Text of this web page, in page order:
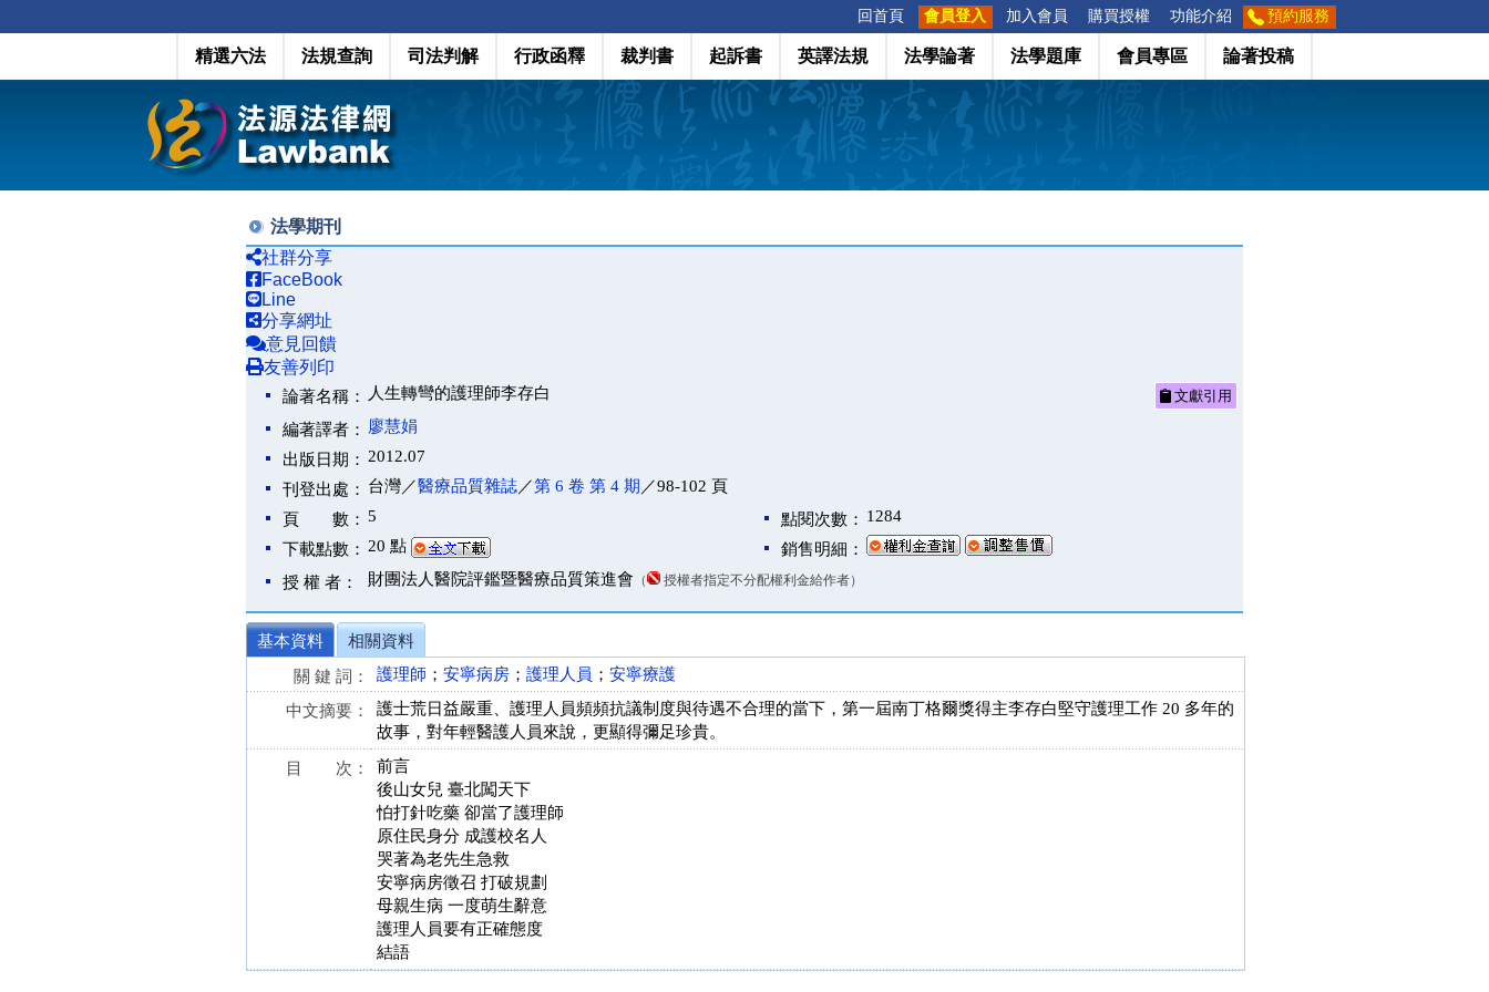
回首頁 會員登入 加入會員 購買授權 功能介紹 預約服務
精選六法 法規查詢 司法判解 行政函釋 裁判書 起訴書 英譯法規 法學論著 法學題庫 會員專區 論著投稿
法學期刊
社群分享
FaceBook
Line
分享網址
意見回饋
友善列印
論著名稱： 人生轉彎的護理師李存白 文獻引用
編著譯者：
廖慧娟
出版日期： 2012.07
刊登出處： 台灣／醫療品質雜誌／第 6 卷 第 4 期 ／98-102 頁
頁 數： 5 點閱次數： 1284
下載點數： 20 點
銷售明細：
授 權 者：
財團法人醫院評鑑暨醫療品質策進會 （ 授權者指定不分配權利金給作者）
基本資料
相關資料
關 鍵 詞：
護理師 ； 安寧病房 ； 護理人員 ； 安寧療護
中文摘要：
護士荒日益嚴重、護理人員頻頻抗議制度與待遇不合理的當下，第一屆南丁格爾獎得主李存白堅守護理工作 20 多年的
故事，對年輕醫護人員來說，更顯得彌足珍貴。
目 次：
前言
後山女兒 臺北闖天下
怕打針吃藥 卻當了護理師
原住民身分 成護校名人
哭著為老先生急救
安寧病房徵召 打破規劃
母親生病 一度萌生辭意
護理人員要有正確態度
結語